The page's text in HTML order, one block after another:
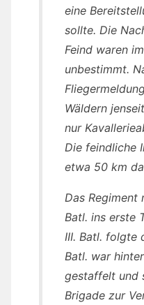
eine
sollte. Die
Feind waren
unbestimmt.
Wäldern
nur
Die feindliche
etwa 50 km
Das Regiment
Batl. ins erste
III. Batl. folgte
Batl. war
gestaffelt und
Brigade zur